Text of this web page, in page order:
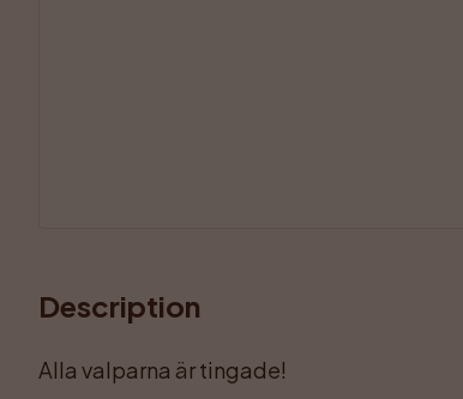
Description
Alla valparna är tingade!